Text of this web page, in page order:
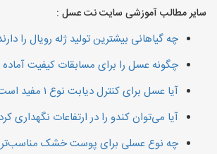
سایر مطالب آموزشی سایت نت عسل :
چه گیاهانی بیشترین تولید ژله رویال را
چگونه عسل را برای مسابقات کیفیت آماده
آیا عسل برای کنترل دیابت نوع ۱ مفید است
آیا می‌توان کندو را در ارتفاعات نگهداری کرد
چه نوع عسلی برای پوست خشک